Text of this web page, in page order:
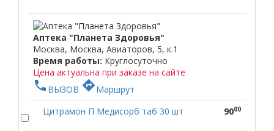
Аптека "Планета Здоровья"
Москва, Москва, Авиаторов, 5, к.1
Время работы: Круглосуточно
Цена актуальна при заказе на сайте
phone ВЫЗОВ directionsМаршрут
Цитрамон П Медисорб таб 30 шт
9000